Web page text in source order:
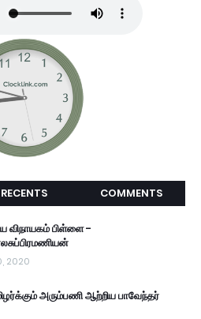
RECENTS COMMENTS
விநாயகம் பிள்ளை -
2020
அரும்பணி ஆற்றிய பாவேந்தர்